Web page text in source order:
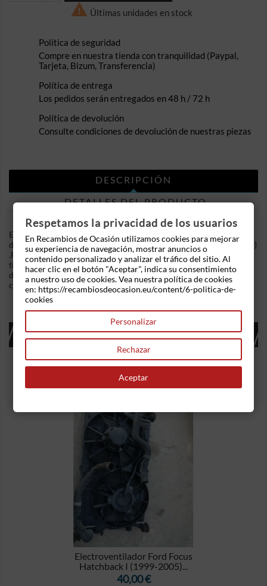
 Últimas unidades en stock
Política de seguridad
Compre en nuestra tienda con tranquilidad (Paypal,
Tarjeta, Bizum, Transferencia)
Política de entrega
Los pedidos serán entregados en 48 h / 72 h
Política de devolución
Consulte condiciones de devolución de nuestras piezas
DESCRIPCIÓN
DETALLES DEL PRODUCTO
En Recambios de Ocasion disponemos de Cremallera de
direccion Citroen C3 I (Fase I, 2002) (2002-2005) 1.4 HDi (68 cv)
.Referencia Interna: 06300818316743. Cremallera eléctrica
tiene una conexión eléctrica cortada de la ficha. Ademas,
disponemos de mas recambios, si tiene cualquier duda
consultenos.
16 OTROS PRODUCTOS EN LA MISMA
CATEGORÍA:
Electroventilador Ford Focus
Hatchback I (1999-2005)...
Precio
40,00 €
Respetamos la privacidad de los usuarios
En Recambios de Ocasión utilizamos cookies para mejorar
su experiencia de navegación, mostrar anuncios o
contenido personalizado y analizar el tráfico del sitio. Al
hacer clic en el botón "Aceptar", indica su consentimiento
a nuestro uso de cookies. Vea nuestra política de cookies
en: https://recambiosdeocasion.eu/content/6-politica-de-
cookies
Personalizar
Rechazar
Aceptar